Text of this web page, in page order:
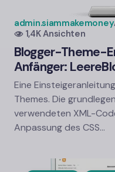
admin.siammakemoney
1,4K Ansichten
Blogger-Theme-
Anfänger: Leere
Eine
Themes. Die
verwendeten XML-
Anpassung des CSS…